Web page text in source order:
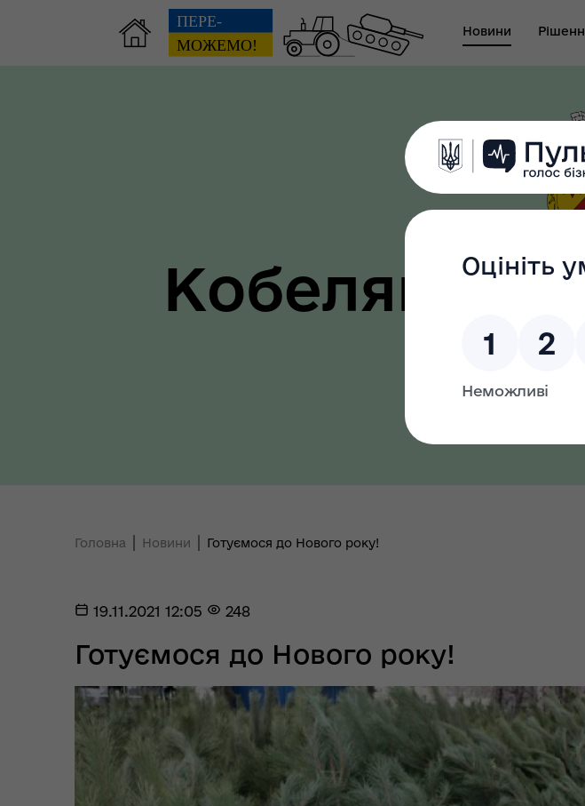
Новини
Полтавській області
єВідновлення
Звіт виконуючого
повноваження міського
голови-секретаря міської
програма ментального
Центр життєстійкості
Кобеляцької громади
Кобеляцька
Головна Новини Готуємося до Нового року!
19.11.2021 12:05 248
Готуємося до Нового року!